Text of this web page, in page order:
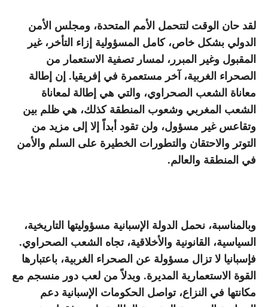
لقد حان الوقت لتتحمل الأمم المتحدة، ومجلس الأمن
الدولي بشكل خاص، كامل المسؤولية إزاء التأخر، غير
المقبول وغير المبرر، لمسار تصفية الاستعمار من
الصحراء الغربية، آخر مستعمرة في إفريقيا. إن إطالة
معاناة الشعب الصحراوي، والتي هي إطالة لمعاناة
الشعب المغربي وشعوب المنطقة كذلك، هي ظلم بين
وتقاعس غير مسؤول، ولن تقود أبداً إلا إلى مزيد من
التوتر والاحتقان والتطورات الخطيرة على السلم والأمن
في المنطقة والعالم.
وبالمناسبة، نحمل الدولة الإسبانية مسؤوليتها التاريخية،
السياسية، القانونية والأخلاقية، تجاه الشعب الصحراوي.
فإسبانيا لا تزال مسؤولة عن الصحراء الغربية، باعتبارها
القوة الاستعمارية المديرة. وبدلاً من لعب دور منسجم مع
مكانتها في النزاع، تواصل الحكومات الإسبانية دعم